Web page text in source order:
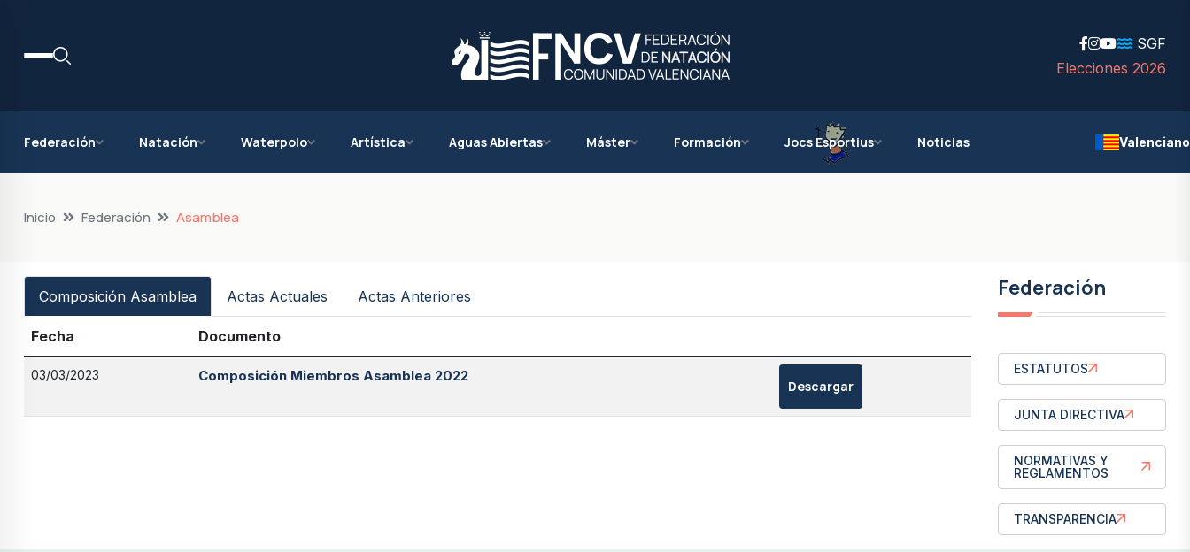
SGF
Elecciones 2026
Federación Natación Waterpolo Artística Aguas Abiertas Máster Formación Jocs Esportius Noticias Valenciano
Inicio Federación Asamblea
Composición Asamblea Actas Actuales Actas Anteriores
Fecha Documento
03/03/2023 Composición Miembros Asamblea 2022
Descargar
Federación
ESTATUTOS
JUNTA DIRECTIVA
NORMATIVAS Y
REGLAMENTOS
TRANSPARENCIA